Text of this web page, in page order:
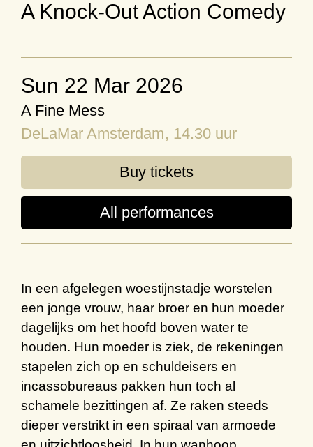
A Knock-Out Action Comedy
Sun 22 Mar 2026
A Fine Mess
DeLaMar Amsterdam, 14.30 uur
Buy tickets
All performances
In een afgelegen woestijnstadje worstelen
een jonge vrouw, haar broer en hun moeder
dagelijks om hethoofd boven water te
houden. Hun moeder is ziek, de rekeningen
stapelen zich op en schuldeisers en
incassobureaus pakken hun toch al
schamele bezittingen af. Ze raken steeds
dieper verstrikt in een spiraal van armoede